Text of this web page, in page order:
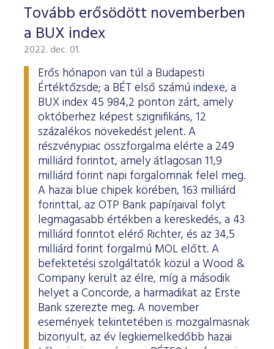
Tovább erősödött novemberben
a BUX index
2022. dec. 01.
Erős hónapon van túl a Budapesti
Értéktőzsde; a BÉT első számú indexe, a
BUX index 45 984,2 ponton zárt, amely
októberhez képest szignifikáns, 12
százalékos növekedést jelent. A
részvénypiac összforgalma elérte a 249
milliárd forintot, amely átlagosan 11,9
milliárd forint napi forgalomnak felel meg.
A hazai blue chipek körében, 163 milliárd
forinttal, az OTP Bank papírjaival folyt
legmagasabb értékben a kereskedés, a 43
milliárd forintot elérő Richter, és az 34,5
milliárd forint forgalmú MOL előtt. A
befektetési szolgáltatók közül a Wood &
Company került az élre, míg a második
helyet a Concorde, a harmadikat az Erste
Bank szerezte meg. A november
események tekintetében is mozgalmasnak
bizonyult, az év legkiemelkedőbb hazai